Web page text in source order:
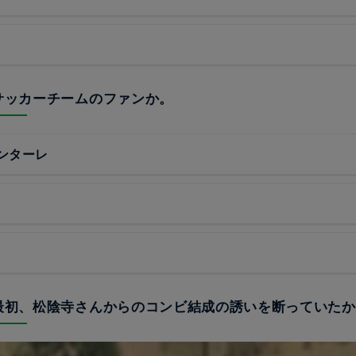
カーチームのファンか。
ターレ
、松陰寺さんからのコンビ結成の誘いを断っていた